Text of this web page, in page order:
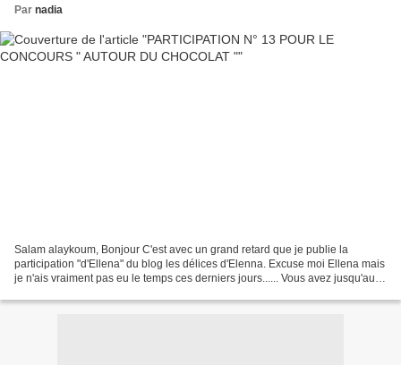
Par nadia
Salam alaykoum, Bonjour C'est avec un grand retard que je publie la
participation "d'Ellena" du blog les délices d'Elenna. Excuse moi Ellena mais
je n'ais vraiment pas eu le temps ces derniers jours...... Vous avez jusqu'au